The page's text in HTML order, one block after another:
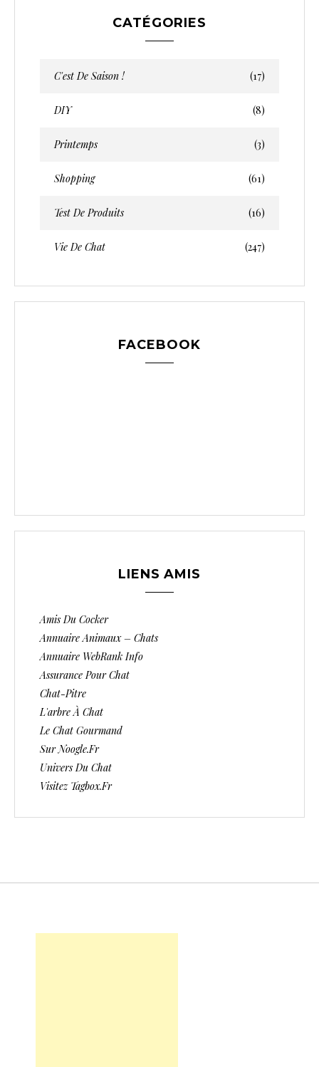
CATÉGORIES
C'est De Saison ! (17)
DIY (8)
Printemps (3)
Shopping (61)
Test De Produits (16)
Vie De Chat (247)
FACEBOOK
LIENS AMIS
Amis Du Cocker
Annuaire Animaux – Chats
Annuaire WebRank Info
Assurance Pour Chat
Chat-Pitre
L'arbre À Chat
Le Chat Gourmand
Sur Noogle.fr
Univers Du Chat
Visitez Tagbox.fr